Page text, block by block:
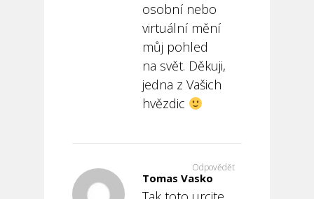
osobní nebo
virtuální mění
můj pohled
na svět. Děkuji,
jedna z Vašich
hvězdic
Tomas Vasko
Odpovědět